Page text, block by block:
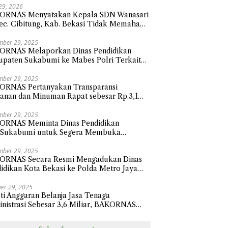
2026
Menyatakan Kepala SDN Wanasari
Cibitung, Kab. Bekasi Tidak Memahami
29, 2025
Melaporkan Dinas Pendidikan
Sukabumi ke Mabes Polri Terkait
2024
29, 2025
Pertanyakan Transparansi
dan Minuman Rapat sebesar Rp.3,1
29, 2025
Meminta Dinas Pendidikan
untuk Segera Membuka
senilai Rp112.9 Miliar
29, 2025
Secara Resmi Mengadukan Dinas
Kota Bekasi ke Polda Metro Jaya
24,1 Miliar
29, 2025
Anggaran Belanja Jasa Tenaga
Sebesar 3,6 Miliar, BAKORNAS